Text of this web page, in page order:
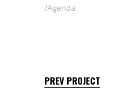
Agenda
PREV PROJECT